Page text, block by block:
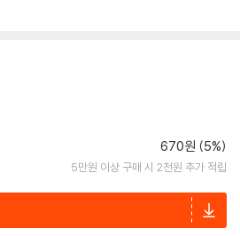
670원 (5%)
5만원 이상 구매 시 2천원 추가 적립